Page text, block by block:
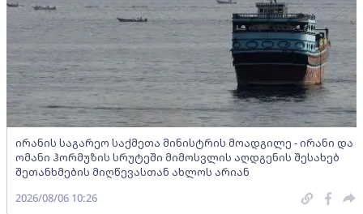
ირანის საგარეო საქმეთა მინისტრის მოადგილე - ირანი და
ომანი ჰორმუზის სრუტეში მიმოსვლის აღდგენის შესახებ
შეთანხმების მიღწევასთან ახლოს არიან
2026/08/06 10:26